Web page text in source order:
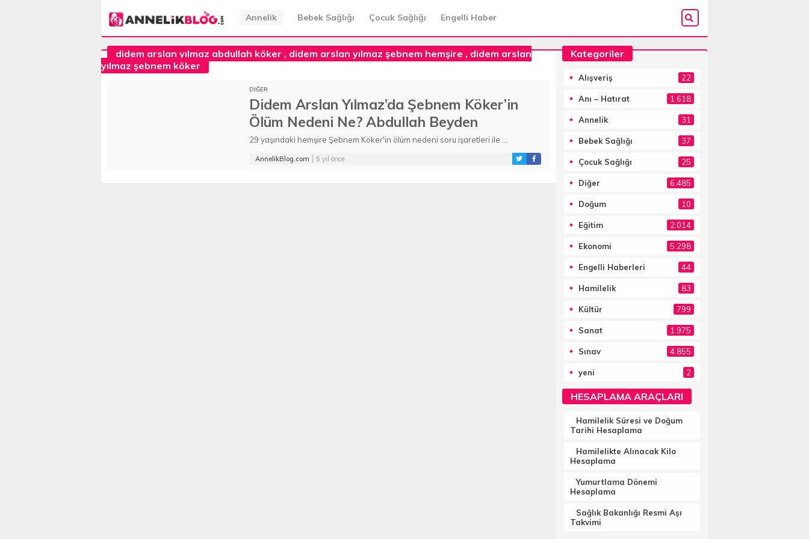
Annelik Bebek Sağlığı Çocuk Sağlığı Engelli Haber
didem arslan yılmaz abdullah köker , didem arslan yılmaz şebnem hemşire , didem arslan
yılmaz şebnem köker
DIĞER
Didem Arslan Yılmaz’da Şebnem Köker’in
Ölüm Nedeni Ne? Abdullah Beyden
Açıklamalar!
29 yaşındaki hemşire Şebnem Köker'in ölüm nedeni soru işaretleri ile ...
AnnelikBlog.com 5 yıl önce
Kategoriler
Alışveriş 22
Anı – Hatırat 1.618
Annelik 31
Bebek Sağlığı 37
Çocuk Sağlığı 25
Diğer 6.485
Doğum 10
Eğitim 2.014
Ekonomi 5.298
Engelli Haberleri 44
Hamilelik 83
Kültür 799
Sanat 1.975
Sınav 4.855
yeni 2
HESAPLAMA ARAÇLARI
Hamilelik Süresi ve Doğum
Tarihi Hesaplama
Hamilelikte Alınacak Kilo
Hesaplama
Yumurtlama Dönemi
Hesaplama
Sağlık Bakanlığı Resmi Aşı
Takvimi